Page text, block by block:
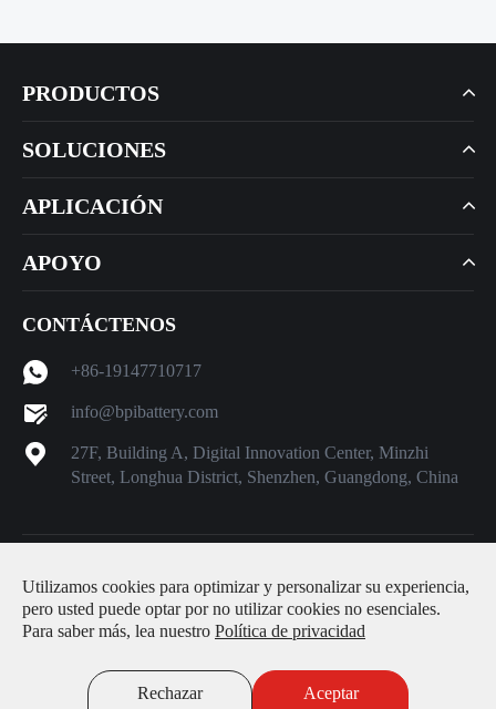
PRODUCTOS
SOLUCIONES
APLICACIÓN
APOYO
CONTÁCTENOS
+86-19147710717
info@bpibattery.com
27F, Building A, Digital Innovation Center, Minzhi
Street, Longhua District, Shenzhen, Guangdong, China
Ltd.Todos los derechos reservados.
Sitemap | Política de privacidad
Utilizamos cookies para optimizar y personalizar su experiencia,
pero usted puede optar por no utilizar cookies no esenciales.
Para saber más, lea nuestro Política de privacidad
Rechazar Aceptar